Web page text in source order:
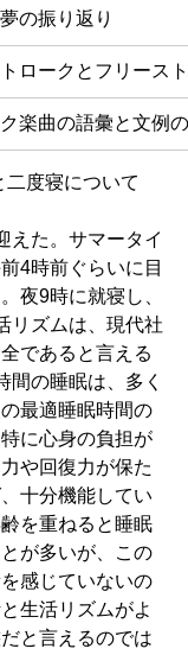
の振り返り
ロークとフリース
楽曲の語彙と文例
二度寝について
えた。サマータイ
4時前ぐらいに目
夜9時に就寝し、
リズムは、現代社
であると言える
間の睡眠は、多く
最適睡眠時間の
に心身の負担が
や回復力が保た
十分機能してい
を重ねると睡眠
が多いが、この
感じていないの
生活リズムがよ
と言えるのでは